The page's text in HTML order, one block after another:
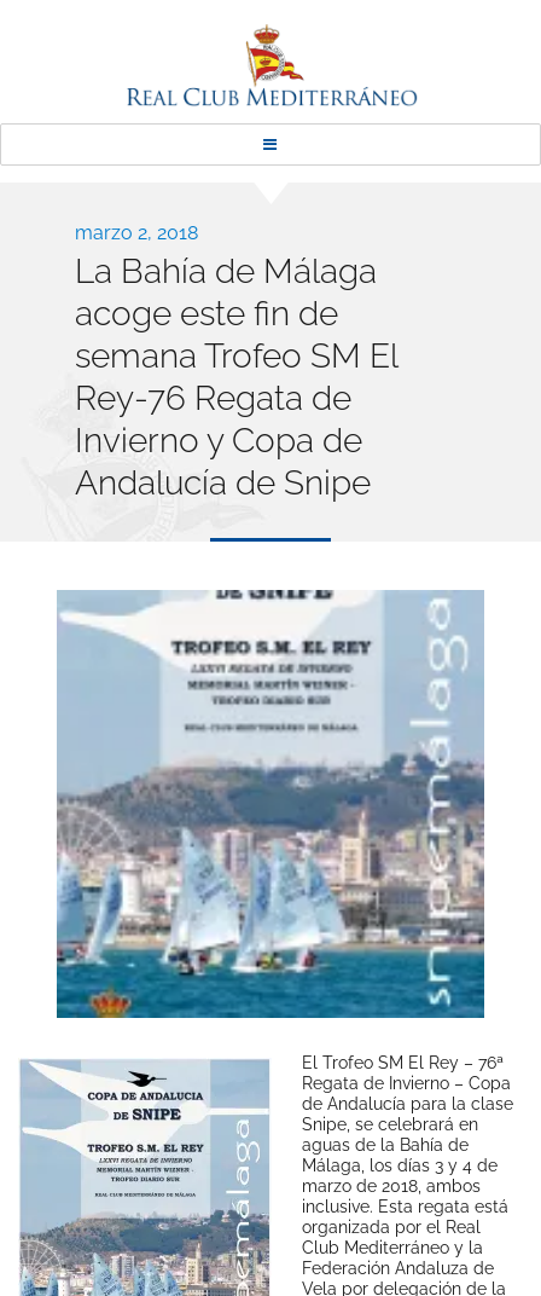
Real Club Mediterráneo
Publicado
el
marzo 2, 2018
La Bahía de Málaga
acoge este fin de
semana Trofeo SM El
Rey-76 Regata de
Invierno y Copa de
Andalucía de Snipe
El Trofeo SM El Rey – 76ª
Regata de Invierno – Copa
de Andalucía para la clase
Snipe, se celebrará en
aguas de la Bahía de
Málaga, los días 3 y 4 de
marzo de 2018, ambos
inclusive. Esta regata está
organizada por el Real
Club Mediterráneo y la
Federación Andaluza de
Vela por delegación de la